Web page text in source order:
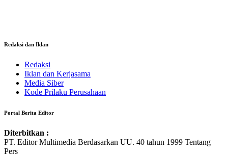
Redaksi dan Iklan
Redaksi
Iklan dan Kerjasama
Media Siber
Kode Prilaku Perusahaan
Portal Berita Editor
Diterbitkan :
PT. Editor Multimedia Berdasarkan UU. 40 tahun 1999 Tentang
Pers